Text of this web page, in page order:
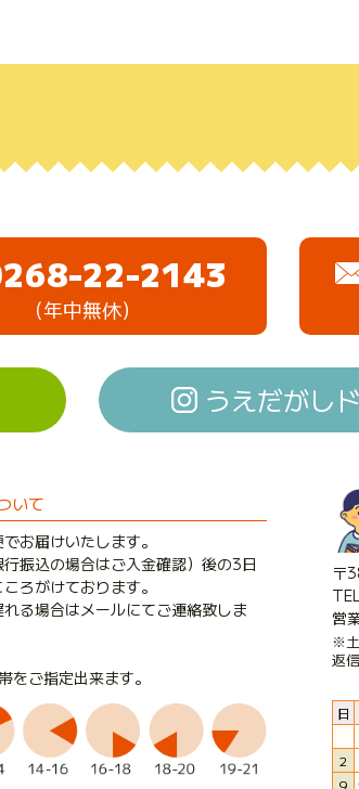
22-2143
（年中無休）
うえだがし
いて
お届けいたします。
振込の場合はご入金確認）後の3日
ろがけております。
る場合はメールにてご連絡致しま
をご指定出来ます。
〒
営
※
返
日
2
9